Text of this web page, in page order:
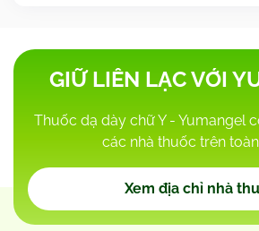
GIỮ LIÊN LẠC VỚI
Thuốc dạ dày chữ Y - Yumangel
các nhà thuốc trên
Xem địa chỉ nhà